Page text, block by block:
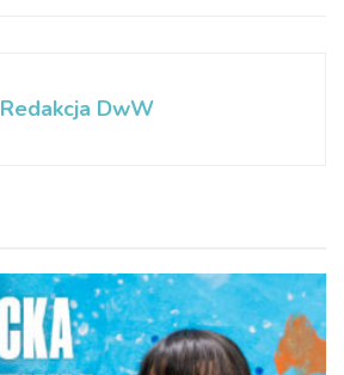
Redakcja DwW